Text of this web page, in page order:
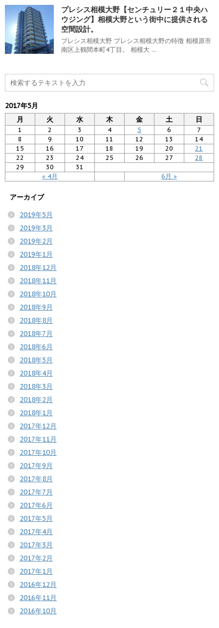
プレシス相模大野【センチュリー２１中央ハ
ウジング】相模大野という街中に提供される
空間設計。
プレシス相模大野 プレシス相模大野の特徴 相模原市
南区上鶴間本町4丁目。 相模大 ...
2017年5月
月
火 水 木 金 土 日
« 4月 6月 »
1 2 3 4 5 6
7
8
9 10 11 12 13
14
15
16 17 18 19 20
21
22
23 24 25 26 27
28
29
30 31
アーカイブ
2019年5月
2019年3月
2019年2月
2019年1月
2018年12月
2018年11月
2018年10月
2018年9月
2018年8月
2018年7月
2018年6月
2018年5月
2018年4月
2018年3月
2018年2月
2018年1月
2017年12月
2017年11月
2017年10月
2017年9月
2017年8月
2017年7月
2017年6月
2017年5月
2017年4月
2017年3月
2017年2月
2017年1月
2016年12月
2016年11月
2016年10月